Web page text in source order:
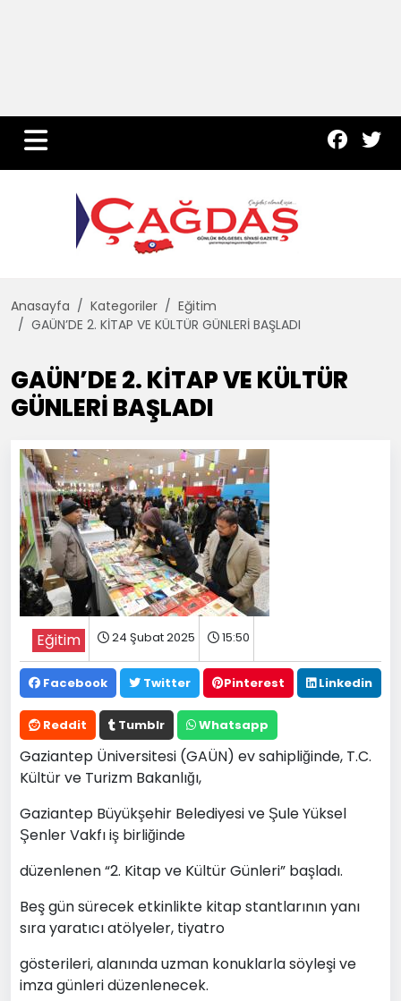
Teknoloji
Anasayfa Kategoriler
Eğitim
GAÜN’DE 2. KİTAP VE KÜLTÜR GÜNLERİ BAŞLADI
GAÜN’DE 2. KİTAP VE KÜLTÜR
GÜNLERİ BAŞLADI
Eğitim 24 Şubat 2025 15:50
Facebook Twitter Pinterest Linkedin
Reddit Tumblr Whatsapp
Gaziantep Üniversitesi (GAÜN) ev sahipliğinde, T.C.
Kültür ve Turizm Bakanlığı,
Gaziantep Büyükşehir Belediyesi ve Şule Yüksel
Şenler Vakfı iş birliğinde
düzenlenen “2. Kitap ve Kültür Günleri” başladı.
Beş gün sürecek etkinlikte kitap stantlarının yanı
sıra yaratıcı atölyeler, tiyatro
gösterileri, alanında uzman konuklarla söyleşi ve
imza günleri düzenlenecek.